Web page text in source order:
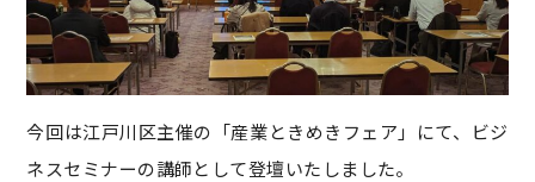
今回は江戸川区主催の「産業ときめきフェア」にて、ビジ
ネスセミナーの講師として登壇いたしました。